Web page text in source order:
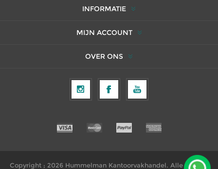
INFORMATIE
MIJN ACCOUNT
OVER ONS
Copyright ; 2026 Hummelman Kantoorvakhandel. Alle rechten